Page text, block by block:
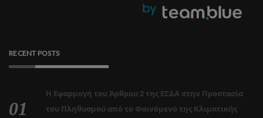
RECENT POSTS
Η Εφαρμογή του Άρθρου 2 της ΕΣΔΑ στην Προστασία
του Πληθυσμού από το Φαινόμενο της Κλιματικής